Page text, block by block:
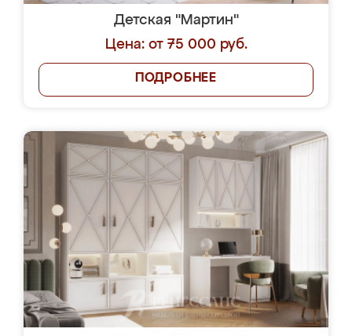
Детская "Мартин"
Цена: от 75 000 руб.
ПОДРОБНЕЕ